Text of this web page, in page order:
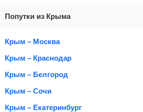
Попутки из Крыма
Крым – Москва
Крым – Краснодар
Крым – Белгород
Крым – Сочи
Крым – Екатеринбург